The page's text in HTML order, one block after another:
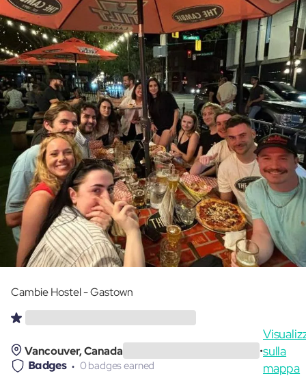
Cambie Hostel - Gastown
Vancouver, Canada •sulla
mappa
Badges 0 badges earned